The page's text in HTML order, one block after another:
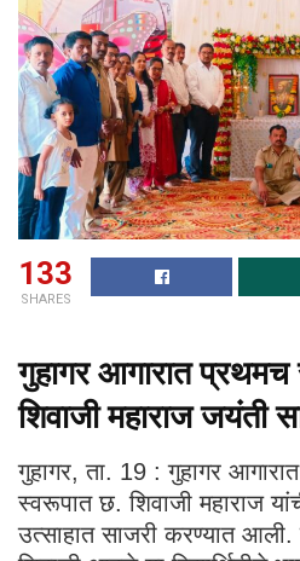
133
SHARES
गुहागर आगारात प्रथमच
शिवाजी महाराज जयंती
गुहागर, ता. 19 : गुहागर
स्वरूपात छ. शिवाजी महाराज
उत्साहात साजरी करण्यात आली.